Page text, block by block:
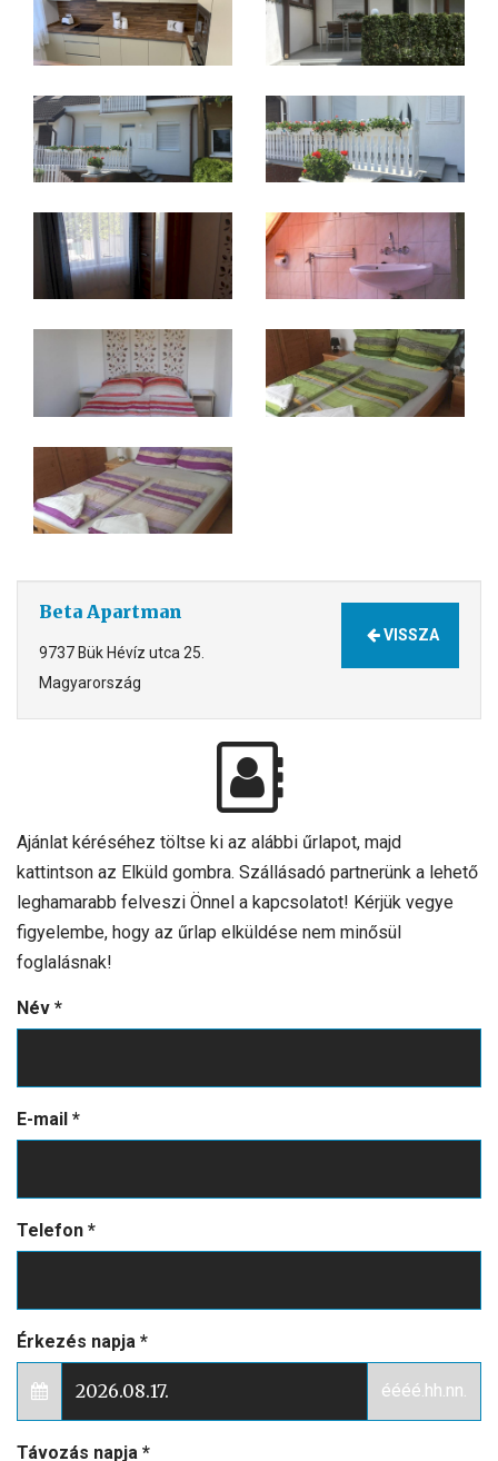
Beta Apartman
9737 Bük Hévíz utca 25.
Magyarország
VISSZA
Ajánlat kéréséhez töltse ki az alábbi űrlapot, majd
kattintson az Elküld gombra. Szállásadó partnerünk a lehető
leghamarabb felveszi Önnel a kapcsolatot! Kérjük vegye
figyelembe, hogy az űrlap elküldése nem minősül
foglalásnak!
Név *
E-mail *
Telefon *
Érkezés napja *
éééé.hh.nn.
Távozás napja *